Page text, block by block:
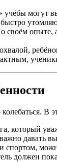
могут
своём
В
который
давать
должен